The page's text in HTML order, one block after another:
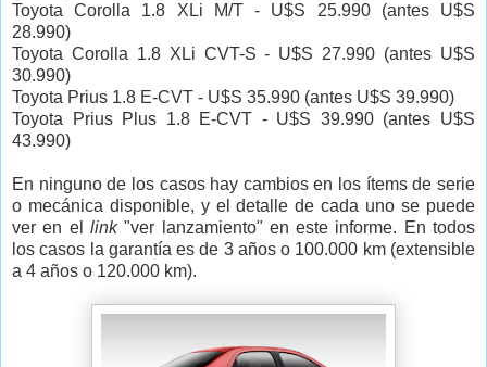
Toyota Corolla 1.8 XLi M/T - U$S 25.990 (antes U$S
28.990)
Toyota Corolla 1.8 XLi CVT-S - U$S 27.990 (antes U$S
30.990)
Toyota Prius 1.8 E-CVT - U$S 35.990 (antes U$S 39.990)
Toyota Prius Plus 1.8 E-CVT - U$S 39.990 (antes U$S
43.990)
En ninguno de los casos hay cambios en los ítems de serie
o mecánica disponible, y el detalle de cada uno se puede
ver en el link"ver lanzamiento" en este informe. En todos
los casos la garantía es de 3 años o 100.000 km (extensible
a 4 años o 120.000 km).